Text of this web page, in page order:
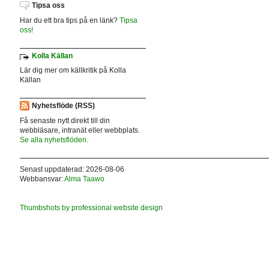
Tipsa oss
Har du ett bra tips på en länk? Tipsa
oss!
Kolla Källan
Lär dig mer om källkritik på Kolla
Källan
Nyhetsflöde (RSS)
Få senaste nytt direkt till din
webbläsare, intranät eller webbplats.
Se alla nyhetsflöden.
Senast uppdaterad: 2026-08-06
Webbansvar:Alma Taawo
Thumbshots by professional website design